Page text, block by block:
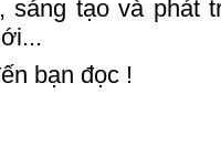
tạo và phát
bạn đọc !